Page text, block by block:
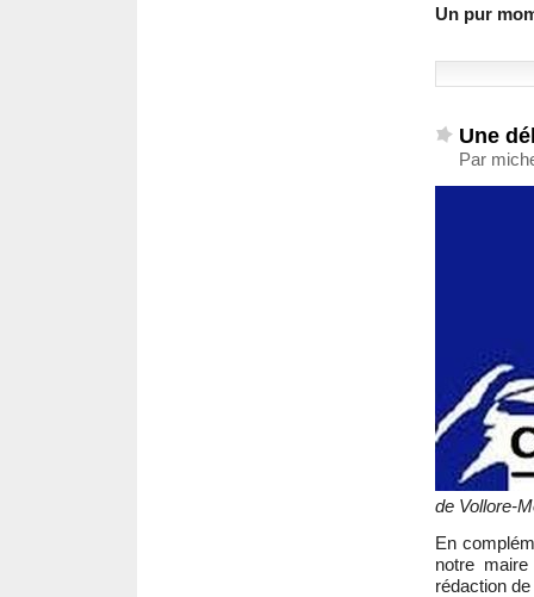
Un pur
Une
Par
de Vollore-
En
notre
rédaction